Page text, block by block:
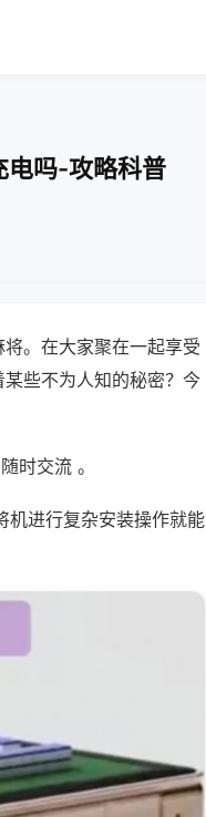
电吗-攻略科普
。在大家聚在一起享受
些不为人知的秘密？今
时交流 。
机进行复杂安装操作就能